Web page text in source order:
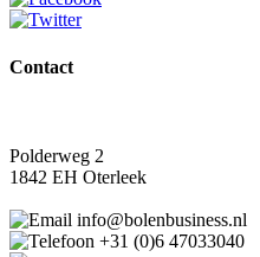
Contact
Polderweg 2
1842 EH Oterleek
info@bolenbusiness.nl
+31 (0)6 47033040